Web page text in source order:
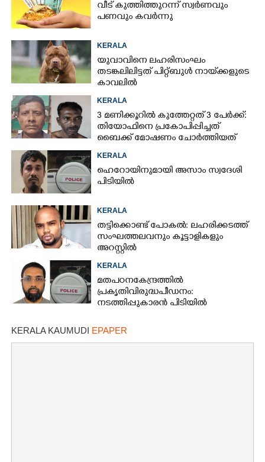
വീട് കുത്തിത്തുറന്ന് സ്വർണവും
പണവും കവർന്നു
KERALA
യുവാവിനെ ലഹരിസംഘം
തടങ്കലിലിട്ടത് പിറ്റ്ബുൾ നായ്‌ക്കളുടെ
കാവലിൽ
KERALA
3 മണിക്കൂറിൽ കുത്തേറ്റത് 3 പേർക്ക്:
തിയോഫിനെ പ്രകോപിപ്പിച്ചത്
ബൈക്ക് മോഷണം ചോർത്തിയത്
KERALA
ഹെറോയിനുമായി അസാം സ്വദേശി
പിടിയിൽ
KERALA
തട്ടിക്കൊണ്ട് പോകൽ: ലഹരിക്കടത്ത്
സംഘത്തലവനും കൂട്ടാളികളും
അറസ്റ്റിൽ
KERALA
മതപഠന കേന്ദ്രത്തിൽ
പ്രകൃതിവിരുദ്ധ പീഡനം:
നടത്തിപ്പുകാരൻ പിടിയിൽ
KERALA KAUMUDI EPAPER